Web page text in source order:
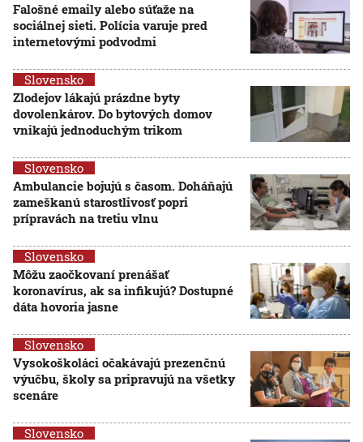
Falošné emaily alebo súťaže na
sociálnej sieti. Polícia varuje pred
internetovými podvodmi
Slovensko
Zlodejov lákajú prázdne byty
dovolenkárov. Do bytových domov
vnikajú jednoduchým trikom
Slovensko
Ambulancie bojujú s časom. Doháňajú
zameškanú starostlivosť popri
prípravách na tretiu vlnu
Slovensko
Môžu zaočkovaní prenášať
koronavírus, ak sa infikujú? Dostupné
dáta hovoria jasne
Slovensko
Vysokoškoláci očakávajú prezenčnú
výučbu, školy sa pripravujú na všetky
scenáre
Slovensko